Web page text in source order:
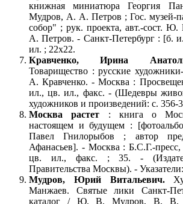
книжная миниатюра Георгия
Мудров, А. А. Петров ; Гос. музей-
собор" ; рук. проекта, авт.-сост.
А. Петров. - Санкт-Петербург : [б.
ил. ; 22х22.
Кравченко, Ирина
Товарищество : русские
А. Кравченко. - Москва :
ил., цв. ил., факс. - (Шедевры
художников и произведений: с. 356-
Москва растет : книга о
настоящем и будущем :
Павел Гнилорыбов ; автор
Афанасьев]. - Москва : Б.С.Г.-
цв. ил., факс. ; 35. -
Правительства Москвы). -
Мудров, Юрий Витальевич.
Манжаев. Святые лики Санкт-
каталог / Ю. В. Мудров, В. В.